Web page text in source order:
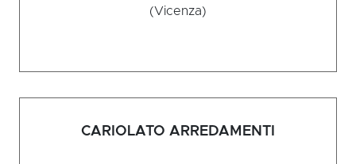
(Vicenza)
CARIOLATO ARREDAMENTI